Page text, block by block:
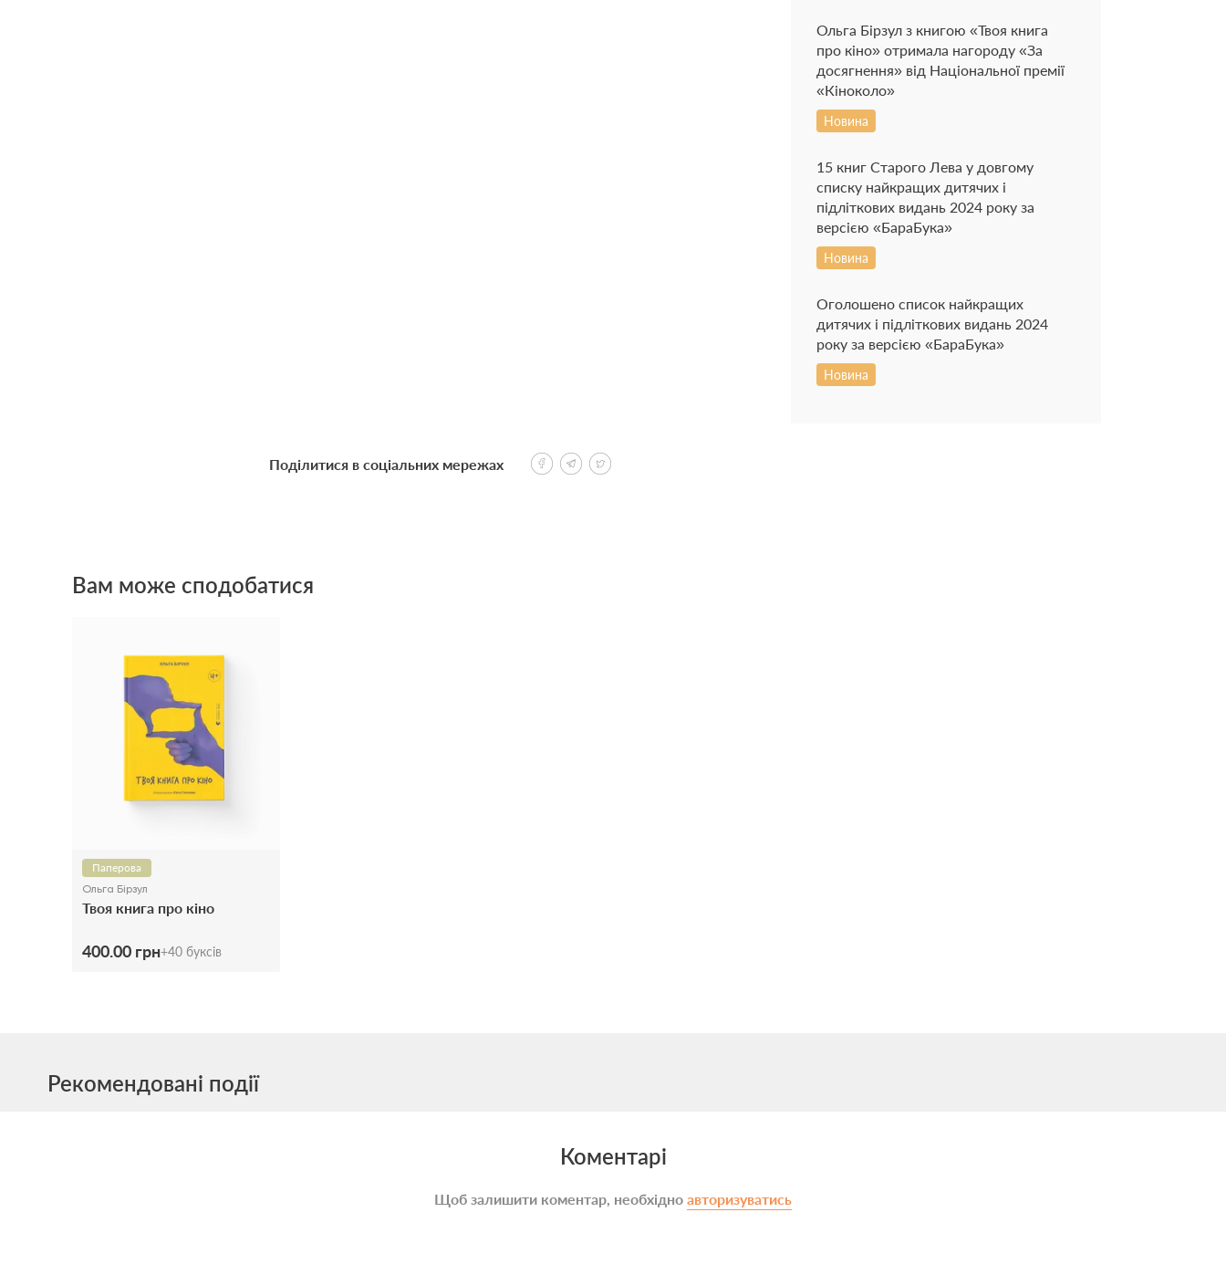
Ольга Бірзул з книгою «Твоя книга
про кіно» отримала нагороду «За
досягнення» від Національної премії
«Кіноколо»
Новина
15 книг Старого Лева у довгому
списку найкращих дитячих і
підліткових видань 2024 року за
версією «БараБука»
Новина
Оголошено список найкращих
дитячих і підліткових видань 2024
року за версією «БараБука»
Новина
Поділитися в соціальних мережах
Вам може сподобатися
Паперова
Ольга Бірзул
Твоя книга про кіно
400.00 грн+40 буксів
Рекомендовані події
Коментарі
Щоб залишити коментар, необхідно авторизуватись